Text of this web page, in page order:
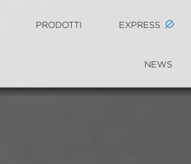
PRODOTTI EXPRESS
NEWS